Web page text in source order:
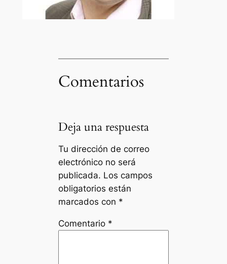
Comentarios
Deja una respuesta
Tu dirección de correo
electrónico no será
publicada. Los campos
obligatorios están
marcados con *
Comentario *